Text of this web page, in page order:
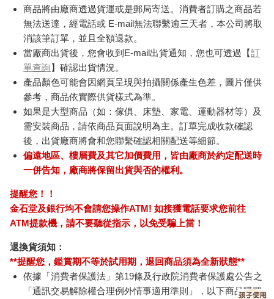
商品將由廠商透過貨運或是郵局寄送。消費者訂購之商品若
無法送達，經電話或 E-mail無法聯繫逾三天者，本公司將取
消該筆訂單，並且全額退款。
當廠商出貨後，您會收到E-mail出貨通知，您也可透過【訂
單查詢】確認出貨情況。
產品顏色可能會因網頁呈現與拍攝關係產生色差，圖片僅供
參考，商品依實際供貨樣式為準。
如果是大型商品（如：傢俱、床墊、家電、運動器材等）及
需安裝商品，請依商品頁面說明為主。訂單完成收款確認
後，出貨廠商將會和您聯繫確認相關配送等細節。
偏遠地區、樓層費及其它加價費用，皆由廠商於約定配送時
一併告知，廠商將保留出貨與否的權利。
提醒您！！
金石堂及銀行均不會請您操作ATM! 如接獲電話要求您前往
ATM提款機，請不要聽從指示，以免受騙上當！
退換貨須知：
**提醒您，鑑賞期不等於試用期，退回商品須為全新狀態**
依據「消費者保護法」第19條及行政院消費者保護處公告之
「通訊交易解除權合理例外情事適用準則」，以下商品購買